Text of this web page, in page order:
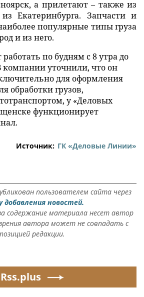
а прилетают – также из
Екатеринбурга. Запчасти и
популярные типы груза
и из него.
по будням с 8 утра до
компании уточнили, что он
для оформления
обработки грузов,
у «Деловых
функционирует
Источник: ГК «Деловые Линии»
пользователем сайта через
добавления новостей.
содержание материала несет автор
автора может не совпадать с
позицией редакции.
Rss.plus